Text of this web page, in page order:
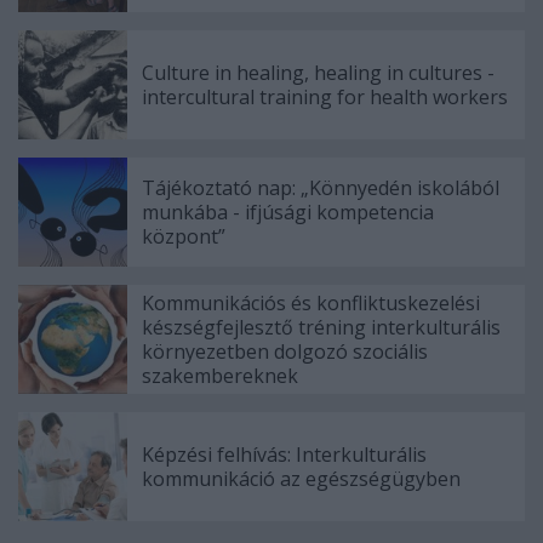
Culture in healing, healing in cultures -
intercultural training for health workers
Tájékoztató nap: „Könnyedén iskolából
munkába - ifjúsági kompetencia
központ”
Kommunikációs és konfliktuskezelési
készségfejlesztő tréning interkulturális
környezetben dolgozó szociális
szakembereknek
Képzési felhívás: Interkulturális
kommunikáció az egészségügyben